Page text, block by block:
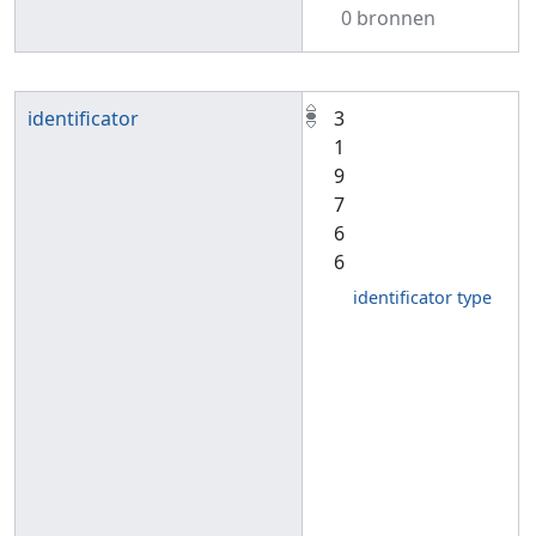
0 bronnen
identificator
3
1
9
7
6
6
identificator type